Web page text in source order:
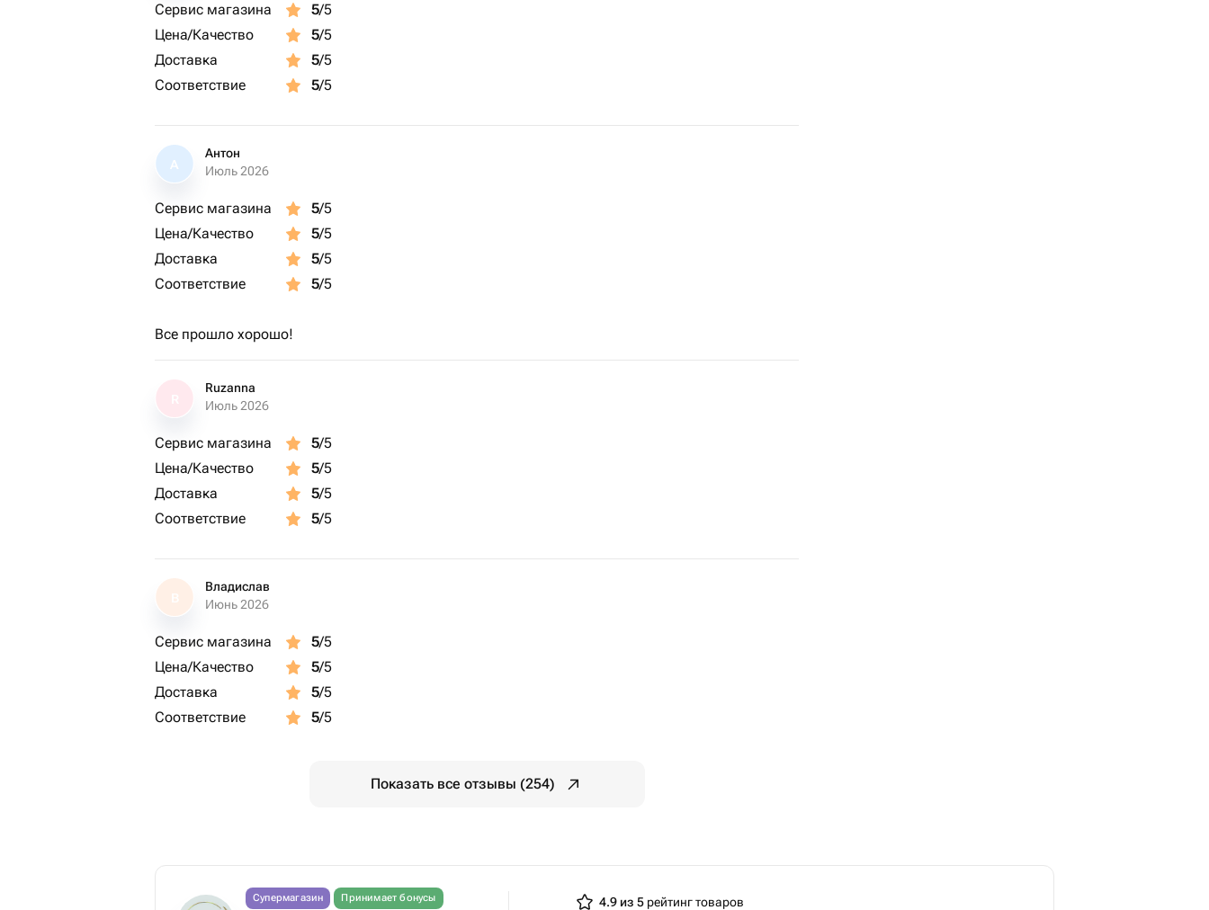
Сервис магазина 5/5
Цена/Качество
5/5
Доставка
5/5
Соответствие
5/5
А
Антон
Июль 2026
Сервис магазина 5/5
Цена/Качество
5/5
Доставка
5/5
Соответствие
5/5
Все прошло хорошо!
Ruzanna
Июль 2026
Сервис магазина 5/5
Цена/Качество
5/5
Доставка
5/5
Соответствие
5/5
В
Владислав
Июнь 2026
Сервис магазина 5/5
Цена/Качество
5/5
Доставка
5/5
Соответствие
5/5
Показать все отзывы (254)
Супермагазин Принимает бонусы 4.9 из 5рейтинг товаров